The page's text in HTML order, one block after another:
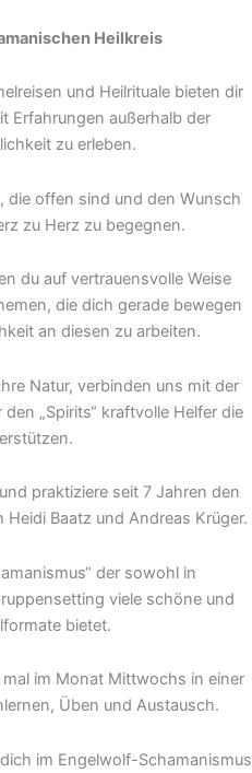
Heilkreis
und Heilrituale bieten dir
Erfahrungen außerhalb der
zu erleben.
die offen sind und den Wunsch
zu Herz zu begegnen.
du auf vertrauensvolle Weise
die dich gerade bewegen
an diesen zu arbeiten.
Natur, verbinden uns mit der
„Spirits“ kraftvolle Helfer die
praktiziere seit 7 Jahren den
Baatz und Andreas Krüger.
der sowohl in
viele schöne und
bietet.
im Monat Mittwochs in einer
Üben und Austausch.
im Engelwolf-Schamanismus